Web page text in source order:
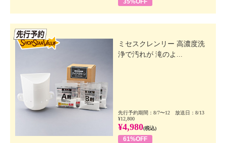
ミセスクレンリー 高濃度洗
浄で汚れが 滝のよ...
先行予約期間：8/7〜12 放送日：8/13
¥12,800
¥4,980(税込)
61%OFF